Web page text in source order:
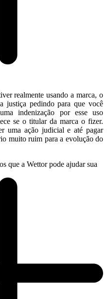
realmente usando a marca, o
justiça pedindo para que você
indenização por esse uso
se o titular da marca o fizer.
uma ação judicial e até pagar
muito ruim para a evolução do
que a Wettor pode ajudar sua